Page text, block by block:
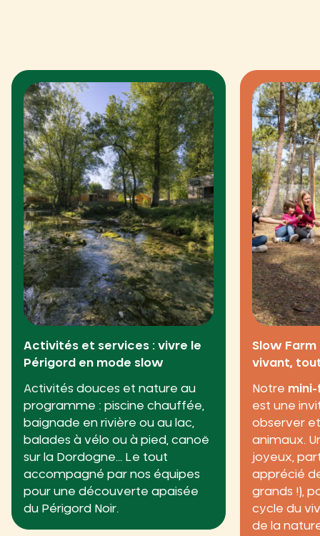
Activités et services : vivre le
Périgord en mode slow
Activités douces et nature au
programme : piscine chauffée,
baignade en rivière ou au lac,
balades à vélo ou à pied, canoë
sur la Dordogne… Le tout
accompagné par nos équipes
pour une découverte apaisée
du Périgord Noir.
Slow Farm
vivant,
Notre
est une
observer
animaux.
joyeux,
apprécié
grands !),
cycle du
de la